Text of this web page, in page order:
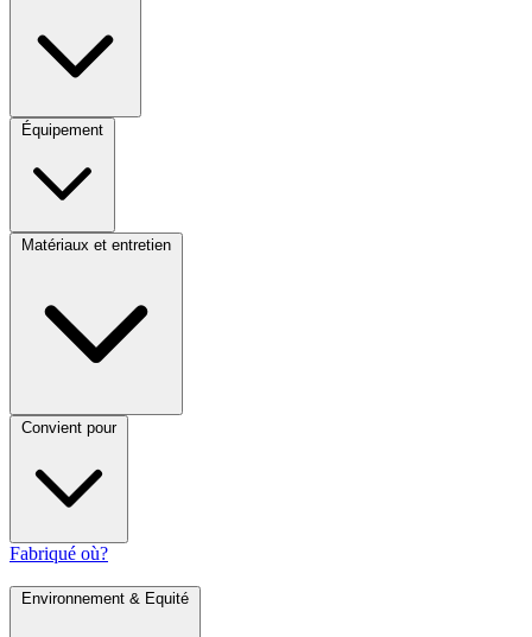
Équipement
Matériaux et entretien
Convient pour
Fabriqué où?
Environnement & Equité